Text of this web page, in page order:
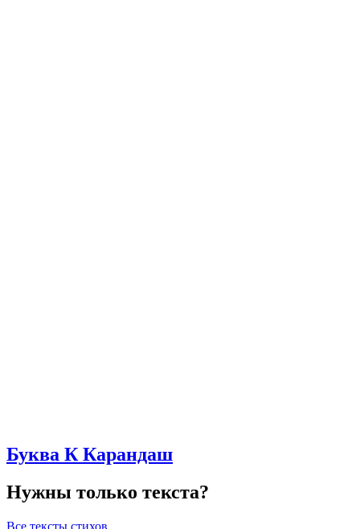
Буква К Карандаш
Нужны только текста?
Все тексты стихов